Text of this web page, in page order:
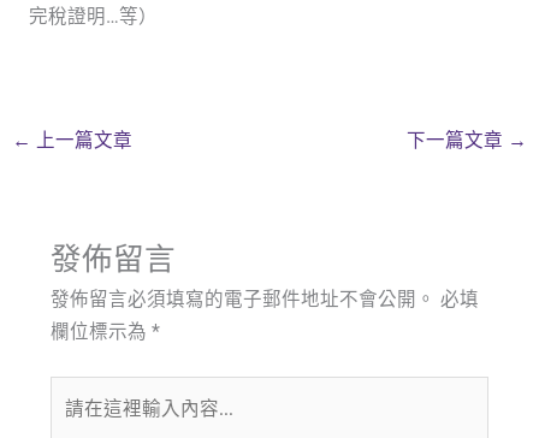
完稅證明…等）
← 上一篇文章 下一篇文章 →
發佈留言
發佈留言必須填寫的電子郵件地址不會公開。 必填
欄位標示為 *
在